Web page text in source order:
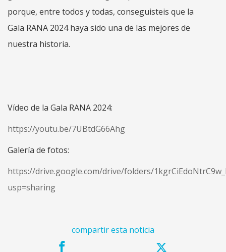
porque, entre todos y todas, conseguisteis que la
Gala RANA 2024 haya sido una de las mejores de
nuestra historia.
Vídeo de la Gala RANA 2024:
https://youtu.be/7UBtdG66Ahg
Galería de fotos:
https://drive.google.com/drive/folders/
usp=sharing
compartir esta noticia